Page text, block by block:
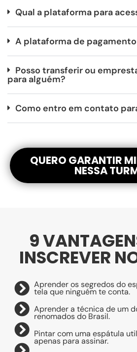
Qual a plataforma para
A plataforma de pagamento
Posso transferir ou
para alguém?
Como entro em contato
QUERO GARANTIR
NESSA
9
INSCREVER
Aprender os segredos do
tela que ninguém te conta.
Aprender a técnica de um
renomados do Brasil.
Pintar com uma espátula
apenas para assinar.